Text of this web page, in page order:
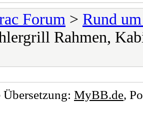
Forum > Rund
Rahmen,
Übersetzung: MyBB.de,